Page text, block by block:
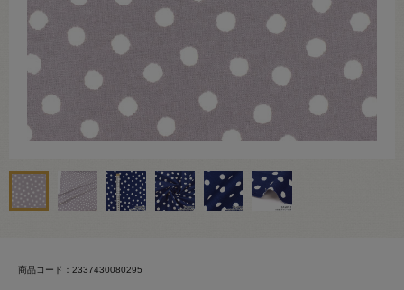
商品コード：2337430080295